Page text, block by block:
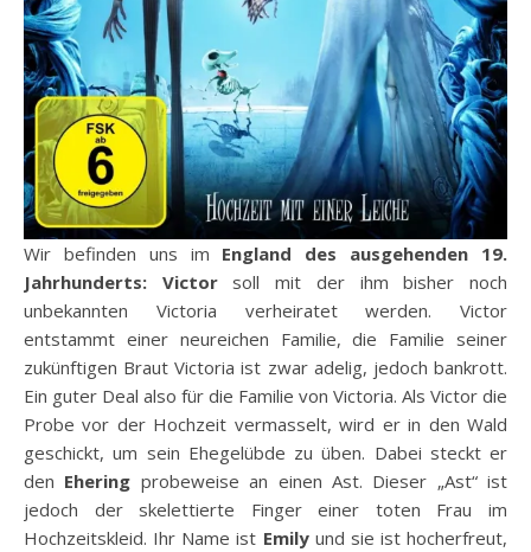
Wir befinden uns im England des ausgehenden 19.
Jahrhunderts:
Victorsoll mit der ihm bisher noch
unbekannten Victoria verheiratet werden. Victor
entstammt einer neureichen Familie, die Familie seiner
zukünftigen Braut Victoria ist zwar adelig, jedoch bankrott.
Ein guter Deal also für die Familie von Victoria. Als Victor die
Probe vor der Hochzeit vermasselt, wird er in den Wald
geschickt, um sein Ehegelübde zu üben. Dabei steckt er
den Ehering probeweise an einen Ast. Dieser „Ast“ ist
jedoch der skelettierte Finger einer toten Frau im
Hochzeitskleid. Ihr Name ist Emilyund sie ist hocherfreut,